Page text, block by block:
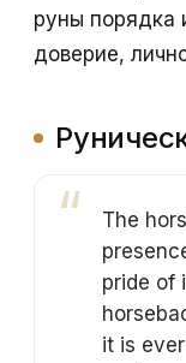
руны порядка
доверие,
The
pride of
it is